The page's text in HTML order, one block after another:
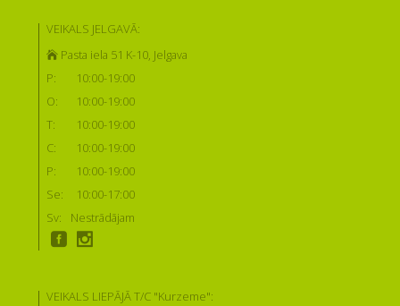
VEIKALS JELGAVĀ:
Pasta iela 51 K-10, Jelgava
P:
10:00-19:00
O:
10:00-19:00
T:
10:00-19:00
C:
10:00-19:00
P:
10:00-19:00
Se:
10:00-17:00
Sv:
Nestrādājam
VEIKALS LIEPĀJĀ T/C "Kurzeme":